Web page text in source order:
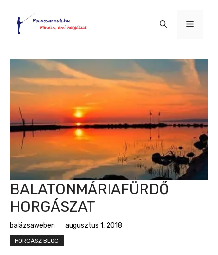
tartalomba
Menü
BALATONMÁRIAFÜRDŐ
HORGÁSZAT
balázsaweben augusztus 1, 2018
HORGÁSZ BLOG